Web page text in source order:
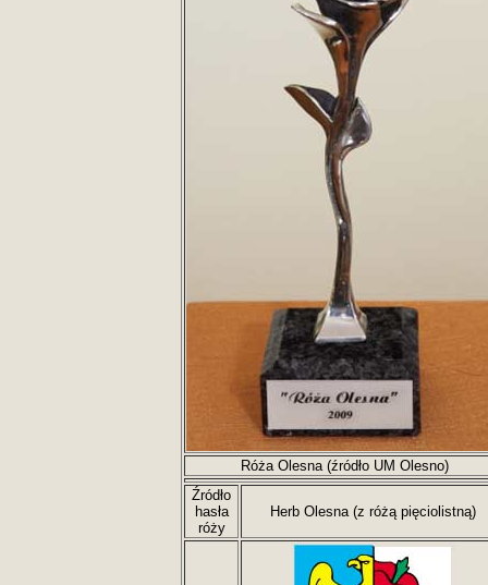
Róża Olesna (źródło UM Olesno)
Źródło
hasła
róży
Herb Olesna (z różą pięciolistną)